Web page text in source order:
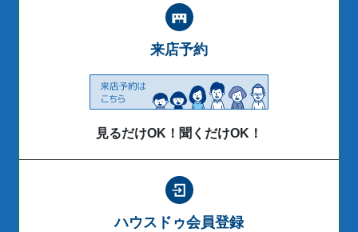
来店予約
見るだけOK！聞くだけOK！
ハウスドゥ会員登録